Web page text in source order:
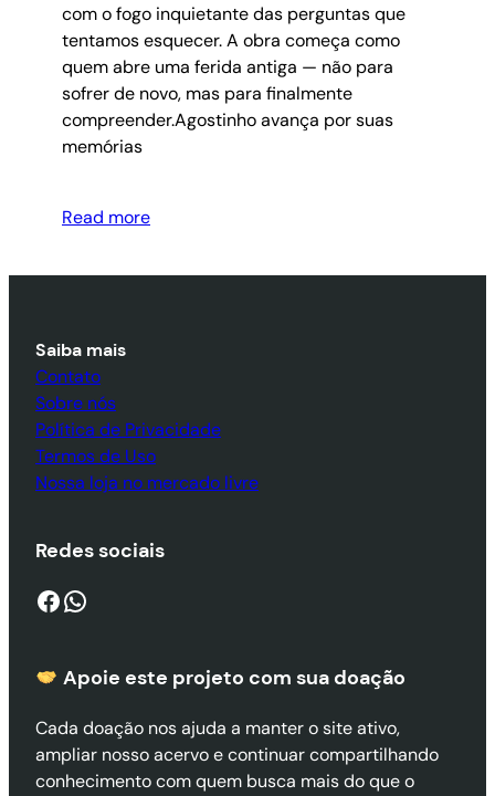
com o fogo inquietante das perguntas que
tentamos esquecer. A obra começa como
quem abre uma ferida antiga — não para
sofrer de novo, mas para finalmente
compreender.Agostinho avança por suas
memórias
Read more
Saiba mais
Contato
Sobre nós
Política de Privacidade
Termos de Uso
Nossa loja no mercado livre
Redes sociais
Facebook WhatsApp
Apoie este projeto com sua doação
Cada doação nos ajuda a manter o site ativo,
ampliar nosso acervo e continuar compartilhando
conhecimento com quem busca mais do que o